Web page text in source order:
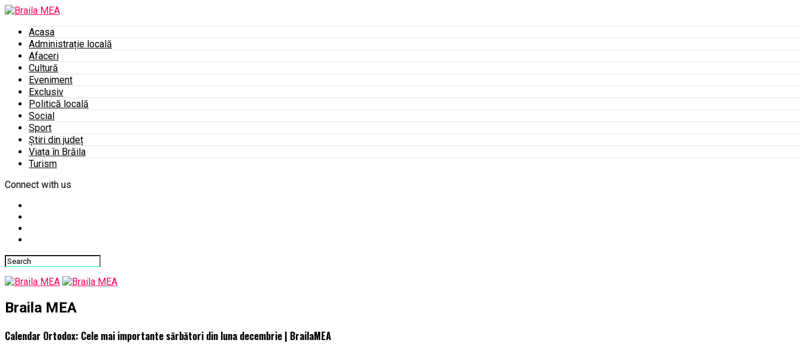
Acasa
Administrație locală
Afaceri
Cultură
Eveniment
Exclusiv
Politică locală
Social
Sport
Știri din județ
Viața în Brăila
Turism
Connect with us
Braila MEA
Calendar Ortodox: Cele mai importante sărbători din luna decembrie | BrailaMEA